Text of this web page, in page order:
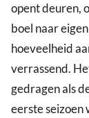
opent deuren,
boel naar
hoeveelheid
verrassend.
gedragen als
eerste seizoen